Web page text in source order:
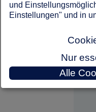
und
Einstellungen" und in
Nur
Alle